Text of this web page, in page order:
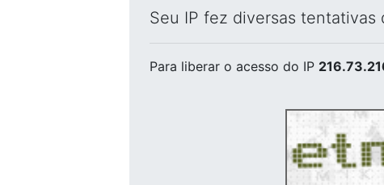
Seu IP fez diversas
Para liberar o acesso do IP